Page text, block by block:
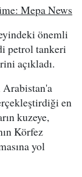
Mepa News
önemli
petrol tankeri
açıkladı.
en
kuzeye,
Körfez
yol